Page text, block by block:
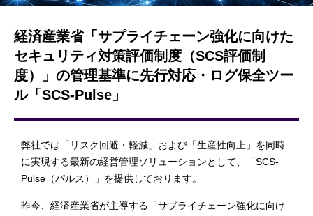
経済産業省「サプライチェーン強化に向けた
セキュリティ対策評価制度（SCS評価制
度）」の管理基準に先行対応・ログ保全ツー
ル「SCS-Pulse」
弊社では「リスク回避・軽減」および「生産性向上」を同時
に実現する最新の経営管理ソリューションとして、「SCS-
Pulse（パルス）」を提供しております。
昨今、経済産業省が主導する「サプライチェーン強化に向け